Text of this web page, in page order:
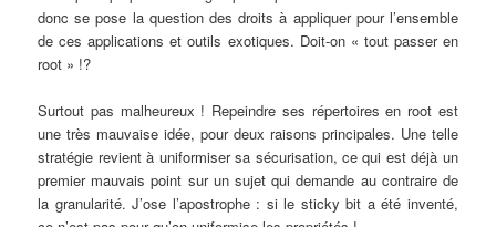
donc se pose la question des droits à appliquer pour l’ensemble
de ces applications et outils exotiques. Doit-on « tout passer en
root » !?
Surtout pas malheureux ! Repeindre ses répertoires en root est
une très mauvaise idée, pour deux raisons principales. Une telle
stratégie revient à uniformiser sa sécurisation, ce qui est déjà un
premier mauvais point sur un sujet qui demande au contraire de
la granularité. J’ose l’apostrophe : si le sticky bit a été inventé,